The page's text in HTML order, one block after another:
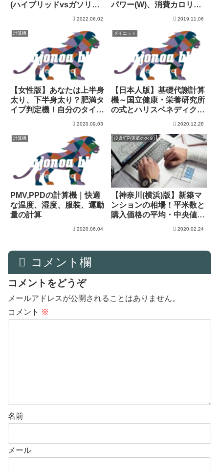
(ハイブリッドvsガソリン
2022.06.02
パワー(W)、消費カロリー
2019.11.06
計算機
【女性版】あなたは上半身
太り、下半身太り？肥満タ
イプ判定機！自分のタイプ
2020.09.03
ダイエット
【日本人版】基礎代謝計算
機～国立健康・栄養研究所
の式とハリスベネディクト
2020.12.28
計算機
PMV,PPDの計算機｜快適
な温度、湿度、服装、運動
量の計算
2020.06.04
投資/FP(家庭のお金)
【神奈川(横浜)版】新築マ
ンションの相場！平米数と
購入価格の平均・中央値を
2020.02.24
コメント欄
コメントをどうぞ
メールアドレスが公開されることはありません。
コメント ※
名前
メール